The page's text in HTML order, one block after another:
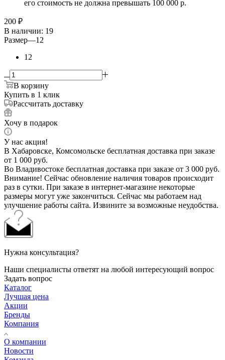
его стоимость не должна превышать 100 000 р.
200 ₽
В наличии: 19
Размер—12
12
В корзину
Купить в 1 клик
Рассчитать доставку
Хочу в подарок
У нас акция!
В Хабаровске, Комсомольске бесплатная доставка при заказе
от 1 000 руб.
Во Владивостоке бесплатная доставка при заказе от 3 000 руб.
Внимание! Сейчас обновление наличия товаров происходит
раз в сутки. При заказе в интернет-магазине некоторые
размеры могут уже закончиться. Сейчас мы работаем над
улучшение работы сайта. Извините за возможные неудобства.
Нужна консультация?
Наши специалисты ответят на любой интересующий вопрос
Задать вопрос
Каталог
Лучшая цена
Акции
Бренды
Компания
О компании
Новости